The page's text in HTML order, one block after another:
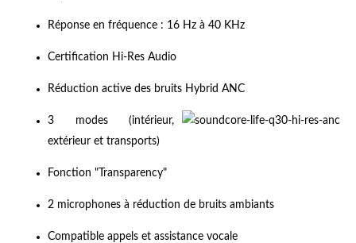
Réponse en fréquence : 16 Hz à 40 KHz
Certification Hi-Res Audio
Réduction active des bruits Hybrid ANC
3 modes (intérieur,
extérieur et transports)
Fonction "Transparency"
2 microphones à réduction de bruits ambiants
Compatible appels et assistance vocale